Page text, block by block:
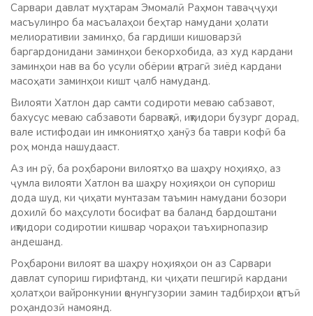
Сарвари давлат муҳтарам Эмомалӣ Раҳмон таваҷҷуҳи
масъулинро ба масъалаҳои беҳтар намудани ҳолати
мелиоративии заминҳо, ба гардиши кишоварзӣ
баргардонидани заминҳои бекорхобида, аз худ кардани
заминҳои нав ва бо усули обёрии қатрагӣ зиёд кардани
масоҳати заминҳои кишт ҷалб намуданд.
Вилояти Хатлон дар самти содироти меваю сабзавот,
бахусус меваю сабзавоти барвақтӣ, иқтидори бузург дорад,
вале истифодаи ин имкониятҳо ҳанӯз ба таври кофӣ ба
роҳ монда нашудааст.
Аз ин рӯ, ба роҳбарони вилоятҳо ва шаҳру ноҳияҳо, аз
ҷумла вилояти Хатлон ва шаҳру ноҳияҳои он супориш
дода шуд, ки ҷиҳати мунтазам таъмин намудани бозори
дохилӣ бо маҳсулоти босифат ва баланд бардоштани
иқтидори содиротии кишвар чораҳои таъхирнопазир
андешанд.
Роҳбарони вилоят ва шаҳру ноҳияҳои он аз Сарвари
давлат супориш гирифтанд, ки ҷиҳати пешгирӣ кардани
ҳолатҳои вайронкунии қонунгузории замин тадбирҳои қатъӣ
роҳандозӣ намоянд.